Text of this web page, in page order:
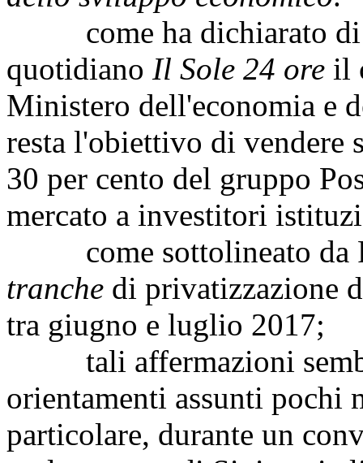
come ha dichiarato di
quotidiano Il Sole 24 ore il
Ministero dell'economia e
resta l'obiettivo di vendere
30 per cento del gruppo
mercato a investitori
come sottolineato da
tranche di privatizzazione
tra giugno e luglio 2017;
tali affermazioni
orientamenti assunti pochi
particolare, durante un